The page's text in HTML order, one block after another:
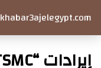
khabar3ajelegypt.com